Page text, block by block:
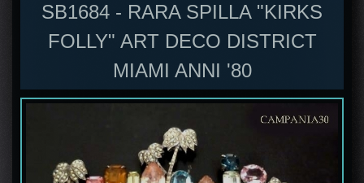
SB1684 - RARA SPILLA "KIRKS
FOLLY" ART DECO DISTRICT
MIAMI ANNI '80